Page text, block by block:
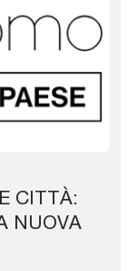
CITTÀ:
NUOVA